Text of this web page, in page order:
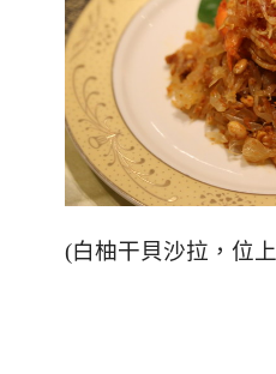
(白柚干貝沙拉，位上